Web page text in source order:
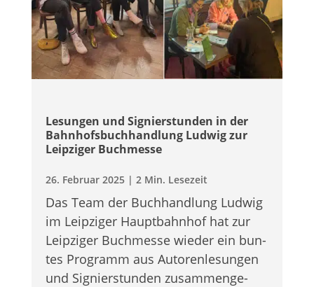
Lesun­gen und Signier­stun­den in der
Bahn­hofs­buch­hand­lung Lud­wig zur
Leip­zi­ger Buchmesse
26. Februar 2025| 2 Min. Lesezeit
Das Team der Buch­hand­lung Lud­wig
im Leip­zi­ger Haupt­bahn­hof hat zur
Leip­zi­ger Buch­messe wie­der ein bun­
tes Pro­gramm aus Autoren­le­sun­gen
und Signier­stun­den zusam­men­ge­